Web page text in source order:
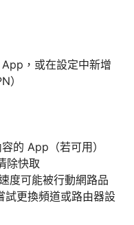
，或在設定中新增
）
的 App（若可用）
除快取
度可能被行動網路品
更換頻道或路由器設